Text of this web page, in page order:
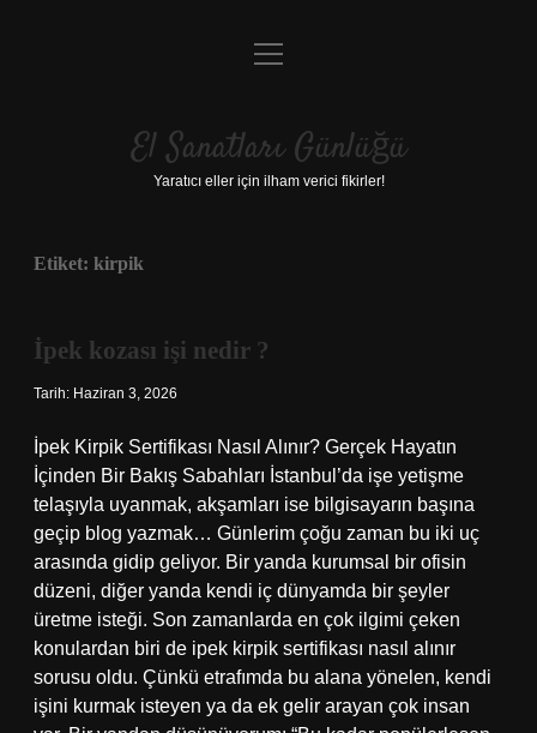
Anasayfa
Yasal Uyarı
menüyü
El Sanatları Günlüğü
Yaratıcı eller için ilham verici fikirler!
Etiket: kirpik
İpek kozası işi nedir ?
Tarih: Haziran 3, 2026
İpek Kirpik Sertifikası Nasıl Alınır? Gerçek Hayatın
İçinden Bir Bakış Sabahları İstanbul’da işe yetişme
telaşıyla uyanmak, akşamları ise bilgisayarın başına
geçip blog yazmak… Günlerim çoğu zaman bu iki uç
arasında gidip geliyor. Bir yanda kurumsal bir ofisin
düzeni, diğer yanda kendi iç dünyamda bir şeyler
üretme isteği. Son zamanlarda en çok ilgimi çeken
konulardan biri de ipek kirpik sertifikası nasıl alınır
sorusu oldu. Çünkü etrafımda bu alana yönelen, kendi
işini kurmak isteyen ya da ek gelir arayan çok insan